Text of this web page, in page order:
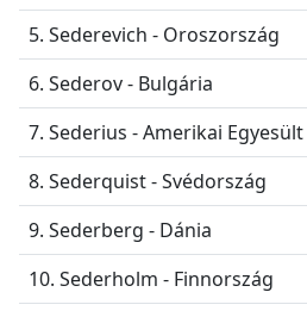
5. Sederevich - Oroszország
6. Sederov - Bulgária
7. Sederius - Amerikai
8. Sederquist - Svédország
9. Sederberg - Dánia
10. Sederholm - Finnország